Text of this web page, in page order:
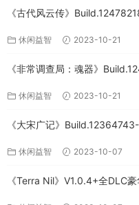
《古代风云传》
休闲益智 2023-10-21
《非常调查局：魂器》
休闲益智 2023-10-21
《大宋广记》
休闲益智 2023-10-07
《Terra Nil》V1.0.4+全DLC